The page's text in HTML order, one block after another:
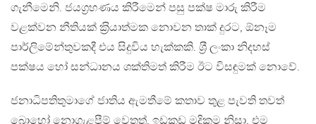
ගැනීමෙනි. ජයග‍්‍රහණය කිරීමෙන් පසු පක්ෂ මාරු කිරීම
වළක්වන නීතියක් ක‍්‍රියාත්මක නොවන තාක් දුරට, ඕනෑම
පාර්ලිමේන්තුවකදී එය සිදුවිය හැක්කකි. ශ‍්‍රී ලංකා නිදහස්
පක්ෂය හෝ සන්ධානය ශක්තිමත් කිරීම ඊට විසඳුමක් නොවේ.
ජනාධිපතිතුමාගේ ජාතිය ඇමතීමේ කතාව තුළ පැවති තවත්
බොහෝ නොගැළපීම් වෙතත්, ඉඩකඩ මදිකම නිසා, එම